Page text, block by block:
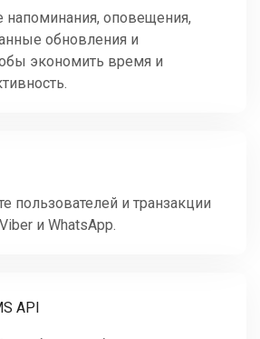
напоминания, оповещения,
обновления и
экономить время и
пользователей и транзакции
и WhatsApp.
API